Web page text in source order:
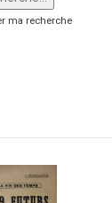
ma recherche